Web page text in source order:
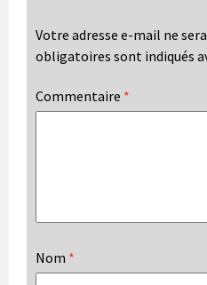
Votre adresse e-mail ne
obligatoires sont indiqués
Commentaire *
Nom *